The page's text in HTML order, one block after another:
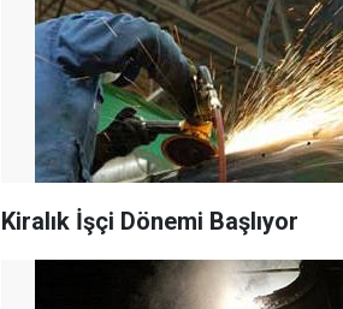
Kiralık İşçi Dönemi Başlıyor